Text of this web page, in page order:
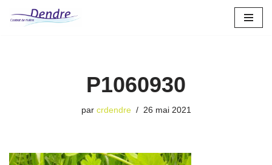
P1060930
par crdendre 26 mai 2021